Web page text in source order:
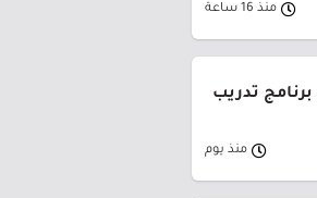
منذ 16 ساعة
تدريب
منذ يوم